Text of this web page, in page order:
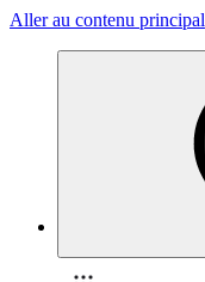
Aller au contenu principal